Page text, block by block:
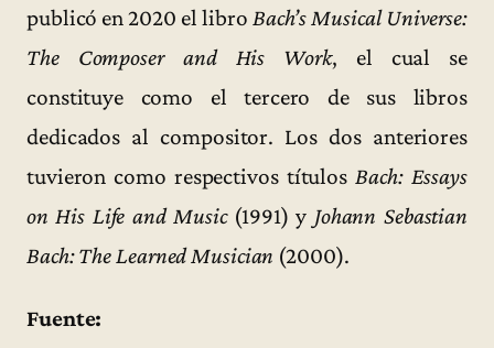
publicó en 2020 el libro Bach’s Musical Universe:
The Composer and His Work, el cual se
constituye como el tercero de sus libros
dedicados al compositor. Los dos anteriores
tuvieron como respectivos títulos Bach: Essays
on His Life and Music(1991) y Johann Sebastian
Bach: The Learned Musician (2000).
Fuente: